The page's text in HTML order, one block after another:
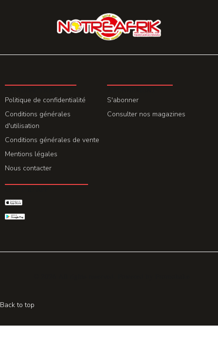
Politique de confidentialité
Conditions générales
d'utilisation
Conditions générales de vente
Mentions légales
Nous contacter
S'abonner
Consulter nos magazines
Back to top